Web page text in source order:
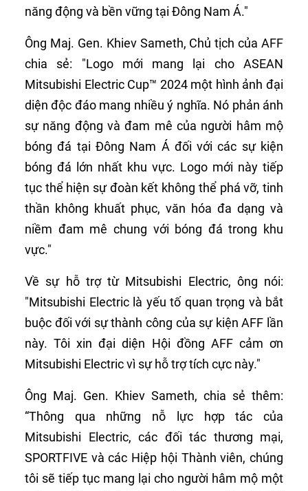
năng động và bền vững tại Đông Nam Á."
Ông Maj. Gen. Khiev Sameth, Chủ tịch của AFF
chia sẻ: "Logo mới mang lại cho ASEAN
Mitsubishi Electric Cup™ 2024 một hình ảnh đại
diện độc đáo mang nhiều ý nghĩa. Nó phản ánh
sự năng động và đam mê của người hâm mộ
bóng đá tại Đông Nam Á đối với các sự kiện
bóng đá lớn nhất khu vực. Logo mới này tiếp
tục thể hiện sự đoàn kết không thể phá vỡ, tinh
thần không khuất phục, văn hóa đa dạng và
niềm đam mê chung với bóng đá trong khu
vực."
Về sự hỗ trợ từ Mitsubishi Electric, ông nói:
"Mitsubishi Electric là yếu tố quan trọng và bắt
buộc đối với sự thành công của sự kiện AFF lần
này. Tôi xin đại diện Hội đồng AFF cảm ơn
Mitsubishi Electric vì sự hỗ trợ tích cực này."
Ông Maj. Gen. Khiev Sameth, chia sẻ thêm:
“Thông qua những nỗ lực hợp tác của
Mitsubishi Electric, các đối tác thương mại,
SPORTFIVE và các Hiệp hội Thành viên, chúng
tôi sẽ tiếp tục mang lại cho người hâm mộ một
GỌI HOTLINE
Điện gia dụng
1800 58 58 33
Thang máy
1800 54 54 85